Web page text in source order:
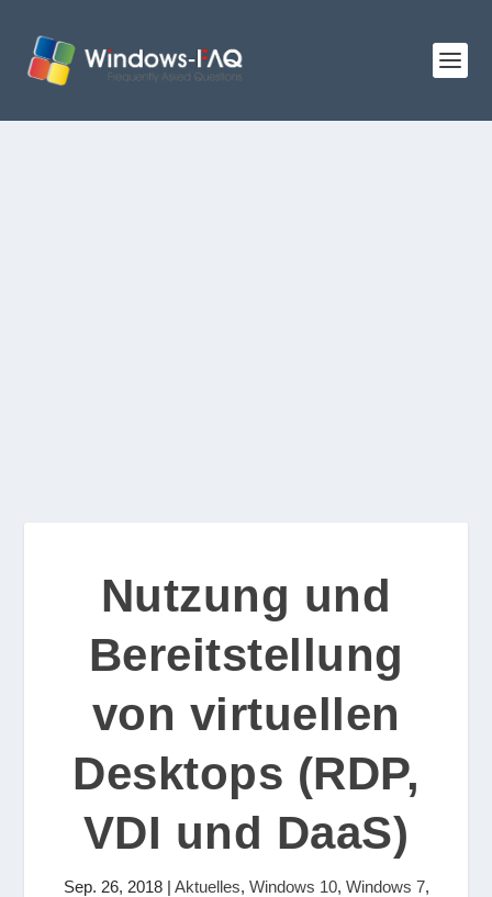
Nutzung und
Bereitstellung
von virtuellen
Desktops (RDP,
VDI und DaaS)
Sep. 26, 2018| Aktuelles, Windows 10, Windows 7,